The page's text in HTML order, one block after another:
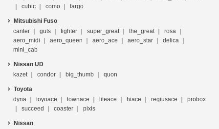
cubic
como fargo
Mitsubishi Fuso
canter
guts fighter super_great the_great
rosa
aero_midi
aero_queen aero_ace aero_star
delica
mini_cab
Nissan UD
kazet
condor big_thumb quon
Toyota
dyna
toyoace townace liteace hiace regiusace
probox
succeed
coaster pixis
Nissan